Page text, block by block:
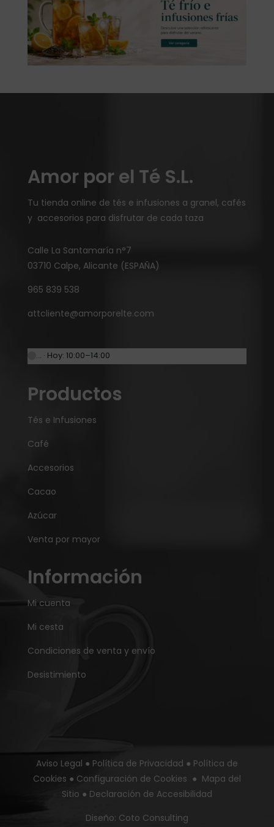
Amor por el Té S.L.
Tu tienda online de tés e infusiones a granel, cafés
y accesorios para disfrutar de cada taza
Calle La Santamaría n°7
03710 Calpe, Alicante (ESPAÑA)
965 839 538
attcliente@amorporelte.com
… · Hoy: 10:00–14:00
Productos
Tés e Infusiones
Café
Accesorios
Cacao
Azúcar
Venta por mayor
Información
Mi cuenta
Mi cesta
Condiciones de venta y envío
Desistimiento
Aviso Legal ● Política de Privacidad ● Política de
Cookies ● Configuración de Cookies ● Mapa del
Sitio ● Declaración de Accesibilidad
Diseño: Coto Consulting